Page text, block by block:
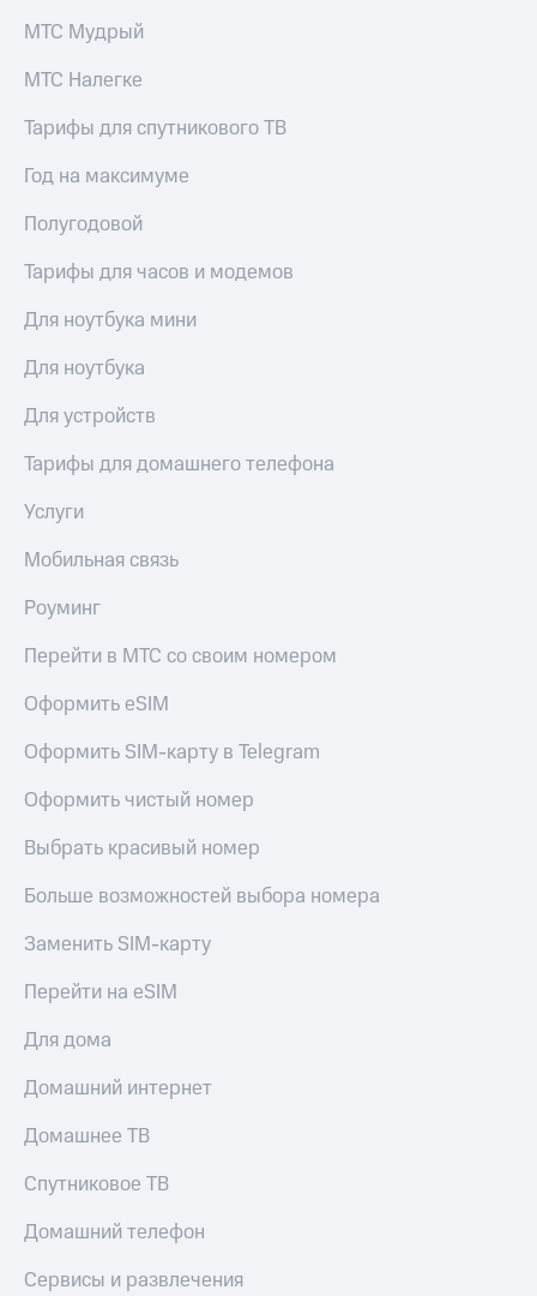
МТС Мудрый
МТС Налегке
Тарифы для спутникового ТВ
Год на максимуме
Полугодовой
Тарифы для часов и модемов
Для ноутбука мини
Для ноутбука
Для устройств
Тарифы для домашнего телефона
Услуги
Мобильная связь
Роуминг
Перейти в МТС со своим номером
Оформить eSIM
Оформить SIM-карту в Telegram
Оформить чистый номер
Выбрать красивый номер
Больше возможностей выбора номера
Заменить SIM-карту
Перейти на eSIM
Для дома
Домашний интернет
Домашнее ТВ
Спутниковое ТВ
Домашний телефон
Сервисы и развлечения